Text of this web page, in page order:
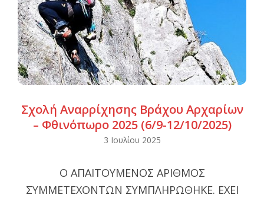
Σχολή Αναρρίχησης Βράχου Αρχαρίων
– Φθινόπωρο 2025 (6/9-12/10/2025)
3 Ιουλίου 2025
Ο ΑΠΑΙΤΟΥΜΕΝΟΣ ΑΡΙΘΜΟΣ
ΣΥΜΜΕΤΕΧΟΝΤΩΝ ΣΥΜΠΛΗΡΩΘΗΚΕ. ΕΧΕΙ